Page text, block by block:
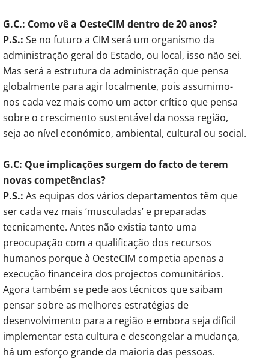
G.C.: Como vê a OesteCIM dentro de 20 anos?
P.S.: Se no futuro a CIM será um organismo da
administração geral do Estado, ou local, isso não sei.
Mas será a estrutura da administração que pensa
globalmente para agir localmente, pois assumimo-
nos cada vez mais como um actor crítico que pensa
sobre o crescimento sustentável da nossa região,
seja ao nível económico, ambiental, cultural ou social.
G.C: Que implicações surgem do facto de terem
novas competências?
P.S.: As equipas dos vários departamentos têm que
ser cada vez mais ‘musculadas’ e preparadas
tecnicamente. Antes não existia tanto uma
preocupação com a qualificação dos recursos
humanos porque à OesteCIM competia apenas a
execução financeira dos projectos comunitários.
Agora também se pede aos técnicos que saibam
pensar sobre as melhores estratégias de
desenvolvimento para a região e embora seja difícil
implementar esta cultura e descongelar a mudança,
há um esforço grande da maioria das pessoas.